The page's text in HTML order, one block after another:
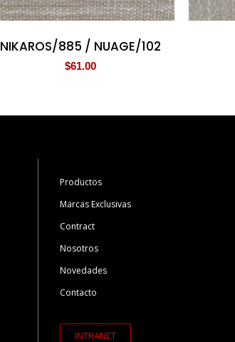
NIKAROS/885 / NUAGE/102
$61.00
Productos
Marcas Exclusivas
Contract
Nosotros
Novedades
Contacto
INTRANET